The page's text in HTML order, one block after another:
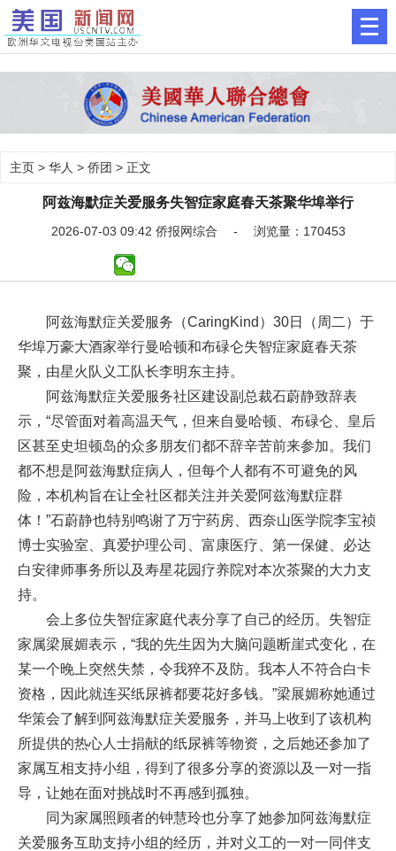
主页 > 华人 > 侨团 > 正文
阿兹海默症关爱服务失智症家庭春天茶聚华埠举行
2026-07-03 09:42 侨报网综合 - 浏览量：170453
阿兹海默症关爱服务（CaringKind）30日（周二）于
华埠万豪大酒家举行曼哈顿和布碌仑失智症家庭春天茶
聚，由星火队义工队长李明东主持。
阿兹海默症关爱服务社区建设副总裁石蔚静致辞表
示，“尽管面对着高温天气，但来自曼哈顿、布碌仑、皇后
区甚至史坦顿岛的众多朋友们都不辞辛苦前来参加。我们
都不想是阿兹海默症病人，但每个人都有不可避免的风
险，本机构旨在让全社区都关注并关爱阿兹海默症群
体！”石蔚静也特别鸣谢了万宁药房、西奈山医学院李宝祯
博士实验室、真爱护理公司、富康医疗、第一保健、必达
白安律师事务所以及寿星花园疗养院对本次茶聚的大力支
持。
会上多位失智症家庭代表分享了自己的经历。失智症
家属梁展媚表示，“我的先生因为大脑问题断崖式变化，在
某一个晚上突然失禁，令我猝不及防。我本人不符合白卡
资格，因此就连买纸尿裤都要花好多钱。”梁展媚称她通过
华策会了解到阿兹海默症关爱服务，并马上收到了该机构
所提供的热心人士捐献的纸尿裤等物资，之后她还参加了
家属互相支持小组，得到了很多分享的资源以及一对一指
导，让她在面对挑战时不再感到孤独。
同为家属照顾者的钟慧玲也分享了她参加阿兹海默症
关爱服务互助支持小组的经历，并对义工的一对一同伴支